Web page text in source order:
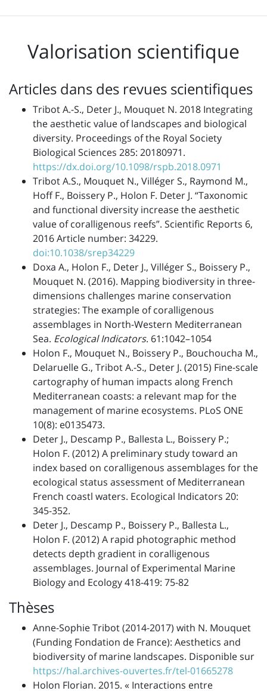
Valorisation scientifique
Articles dans des revues scientifiques
Tribot A.-S., Deter J., Mouquet N. 2018 Integrating
the aesthetic value of landscapes and biological
diversity. Proceedings of the Royal Society
Biological Sciences 285: 20180971.
https://dx.doi.org/10.1098/rspb.2018.0971
Tribot A.S., Mouquet N., Villéger S., Raymond M.,
Hoff F., Boissery P., Holon F. Deter J. “Taxonomic
and functional diversity increase the aesthetic
value of coralligenous reefs”. Scientific Reports 6,
2016 Article number: 34229.
doi:10.1038/srep34229
Doxa A., Holon F., Deter J., Villéger S., Boissery P.,
Mouquet N. (2016). Mapping biodiversity in three-
dimensions challenges marine conservation
strategies: The example of coralligenous
assemblages in North-Western Mediterranean
Sea. Ecological Indicators. 61:1042–1054
Holon F., Mouquet N., Boissery P., Bouchoucha M.,
Delaruelle G., Tribot A.-S., Deter J. (2015) Fine-scale
cartography of human impacts along French
Mediterranean coasts: a relevant map for the
management of marine ecosystems. PLoS ONE
10(8): e0135473.
Deter J., Descamp P., Ballesta L., Boissery P.;
Holon F. (2012) A preliminary study toward an
index based on coralligenous assemblages for the
ecological status assessment of Mediterranean
French coastl waters. Ecological Indicators 20:
345-352.
Deter J., Descamp P., Boissery P., Ballesta L.,
Holon F. (2012) A rapid photographic method
detects depth gradient in coralligenous
assemblages. Journal of Experimental Marine
Biology and Ecology 418-419: 75-82
Thèses
Anne-Sophie Tribot (2014-2017) with N. Mouquet
(Funding Fondation de France): Aesthetics and
biodiversity of marine landscapes. Disponible sur
https://hal.archives-ouvertes.fr/tel-01665278
Holon Florian. 2015. « Interactions entre